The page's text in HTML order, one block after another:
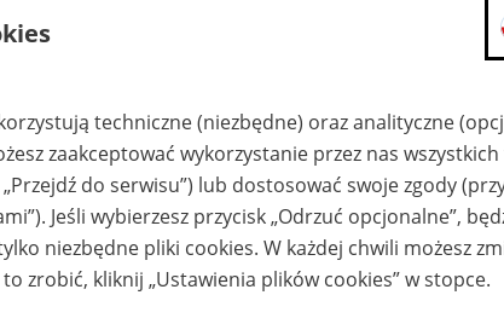
składanie wniosków i otrzymywanie
zadawanie pytań i otrzymywanie
Jeśli jesteś osobą ubezpieczoną (np.
możesz sprawdzić swoje dane
masz dostęp do informacji o stanie
masz dostęp do informacji o
Jeśli jesteś płatnikiem składek (np.
możesz skorzystać z aplikacji
ubezpieczeń, wypełnisz i
techniczne (niezbędne) oraz analityczne
zaakceptować wykorzystanie przez nas
do serwisu”) lub dostosować swoje zgody
Jeśli wybierzesz przycisk „Odrzuć opcjonalne”,
niezbędne pliki cookies. W każdej chwili możesz
zrobić, kliknij „Ustawienia plików cookies” w stopce.